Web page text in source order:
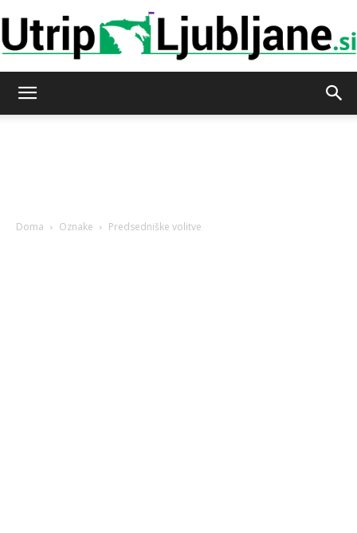
Doma Oznake Predsedniške volitve